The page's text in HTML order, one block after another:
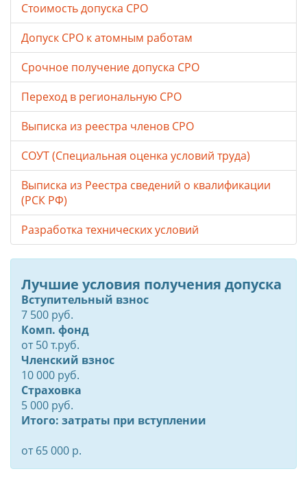
Стоимость допуска СРО
Допуск СРО к атомным работам
Срочное получение допуска СРО
Переход в региональную СРО
Выписка из реестра членов СРО
СОУТ (Специальная оценка условий труда)
Выписка из Реестра сведений о квалификации
(РСК РФ)
Разработка технических условий
Лучшие условия получения допуска
Вступительный взнос
7 500 руб.
Комп. фонд
от50т.руб.
Членский взнос
10 000 руб.
Страховка
5 000 руб.
Итого: затраты при вступлении
от 65 000 р.